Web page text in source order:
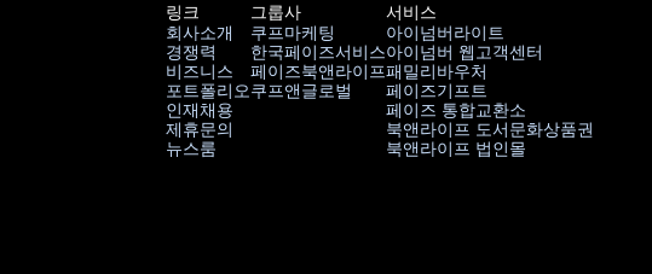
링크
회사소개
회사소개
경쟁력
경쟁력
비즈니스
비즈니스
포트폴리오
비즈니스
인재채용
인재채용
제휴문의
파트너쉽
뉴스룸
그룹사
쿠프마케팅
쿠프마케팅
한국페이즈서비스
한국페이즈서비스
페이즈북앤라이프
페이즈북앤라이프
쿠프앤글로벌
서비스
아이넘버라이트
아이넘버라이트
아이넘버 웹고객센터
아이넘버 웹고객센터
패밀리바우처
패밀리바우처
페이즈기프트
페이즈기프트
페이즈 통합교환소
페이즈 통합교환소
북앤라이프 도서문화상품권
북앤라이프 도서문화상품권
북앤라이프 법인몰